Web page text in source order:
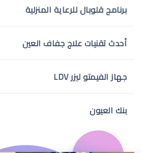
برنامج قلوبال للرعاية المنزلية
أحدث تقنيات علاج جفاف العين
جهاز الفيمتو ليزر LDV
بنك العيون